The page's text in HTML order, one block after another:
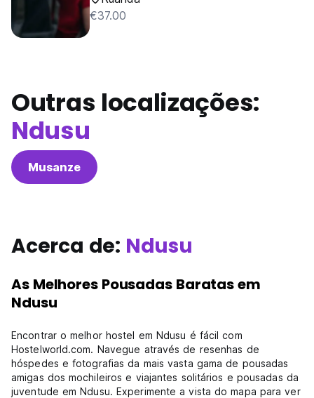
€37.00
Outras localizações:
Ndusu
Musanze
Acerca de: Ndusu
As Melhores Pousadas Baratas em
Ndusu
Encontrar o melhor hostel em Ndusu é fácil com
Hostelworld.com. Navegue através de resenhas de
hóspedes e fotografias da mais vasta gama de pousadas
amigas dos mochileiros e viajantes solitários e pousadas da
juventude em Ndusu. Experimente a vista do mapa para ver